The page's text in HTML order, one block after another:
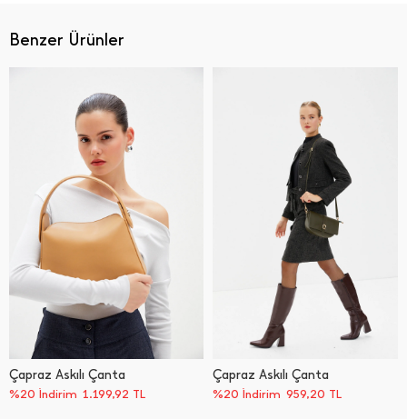
Benzer Ürünler
Çapraz Askılı Çanta
%20 İndirim 1.199,92 TL
Çapraz Askılı Çanta
%20 İndirim 959,20 TL